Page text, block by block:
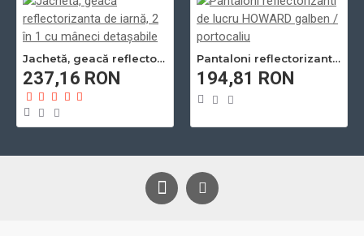
Jachetă, geacă reflectorizanta de iarnă, 2 în 1 cu mâneci detașabile
237,16 RON
Pantaloni reflectorizanti de lucru HOWARD galben / portocaliu
194,81 RON